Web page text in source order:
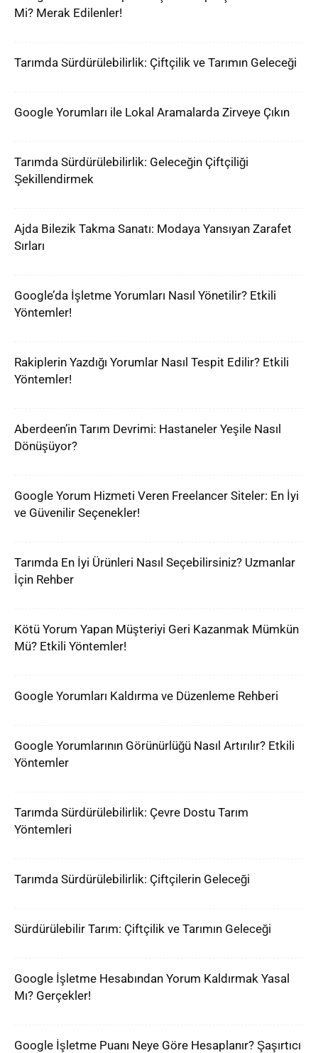
Mi? Merak Edilenler!
Tarımda Sürdürülebilirlik: Çiftçilik ve Tarımın Geleceği
Google Yorumları ile Lokal Aramalarda Zirveye Çıkın
Tarımda Sürdürülebilirlik: Geleceğin Çiftçiliği
Şekillendirmek
Ajda Bilezik Takma Sanatı: Modaya Yansıyan Zarafet
Sırları
Google’da İşletme Yorumları Nasıl Yönetilir? Etkili
Yöntemler!
Rakiplerin Yazdığı Yorumlar Nasıl Tespit Edilir? Etkili
Yöntemler!
Aberdeen’in Tarım Devrimi: Hastaneler Yeşile Nasıl
Dönüşüyor?
Google Yorum Hizmeti Veren Freelancer Siteler: En İyi
ve Güvenilir Seçenekler!
Tarımda En İyi Ürünleri Nasıl Seçebilirsiniz? Uzmanlar
İçin Rehber
Kötü Yorum Yapan Müşteriyi Geri Kazanmak Mümkün
Mü? Etkili Yöntemler!
Google Yorumları Kaldırma ve Düzenleme Rehberi
Google Yorumlarının Görünürlüğü Nasıl Artırılır? Etkili
Yöntemler
Tarımda Sürdürülebilirlik: Çevre Dostu Tarım
Yöntemleri
Tarımda Sürdürülebilirlik: Çiftçilerin Geleceği
Sürdürülebilir Tarım: Çiftçilik ve Tarımın Geleceği
Google İşletme Hesabından Yorum Kaldırmak Yasal
Mı? Gerçekler!
Google İşletme Puanı Neye Göre Hesaplanır? Şaşırtıcı